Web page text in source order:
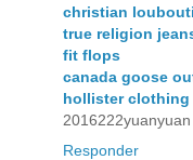
christian
true religion
fit flops
canada goose
hollister clothing
2016222yuanyuan
Responder